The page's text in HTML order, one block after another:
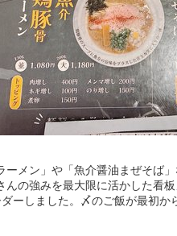
ーメン」や「魚介醤油まぜそば
んの強みを最大限に活かした看
ーしました。〆のご飯が最初か